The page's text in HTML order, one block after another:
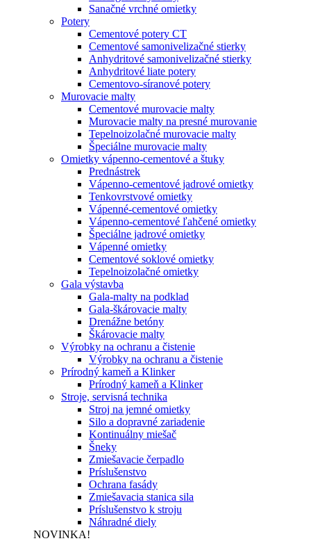
Sanačné vrchné omietky
Potery
Cementové potery CT
Cementové samonivelizačné stierky
Anhydritové samonivelizačné stierky
Anhydritové liate potery
Cementovo-síranové potery
Murovacie malty
Cementové murovacie malty
Murovacie malty na presné murovanie
Tepelnoizolačné murovacie malty
Špeciálne murovacie malty
Omietky vápenno-cementové a štuky
Prednástrek
Vápenno-cementové jadrové omietky
Tenkovrstvové omietky
Vápenné-cementové omietky
Vápenno-cementové ľahčené omietky
Špeciálne jadrové omietky
Vápenné omietky
Cementové soklové omietky
Tepelnoizolačné omietky
Gala výstavba
Gala-malty na podklad
Gala-škárovacie malty
Drenážne betóny
Škárovacie malty
Výrobky na ochranu a čistenie
Výrobky na ochranu a čistenie
Prírodný kameň a Klinker
Prírodný kameň a Klinker
Stroje, servisná technika
Stroj na jemné omietky
Silo a dopravné zariadenie
Kontinuálny miešač
Šneky
Zmiešavacie čerpadlo
Príslušenstvo
Ochrana fasády
Zmiešavacia stanica sila
Príslušenstvo k stroju
Náhradné diely
NOVINKA!